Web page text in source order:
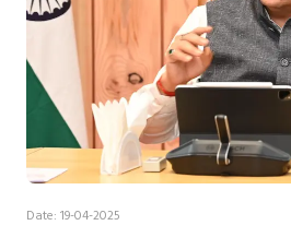
Date: 19-04-2025